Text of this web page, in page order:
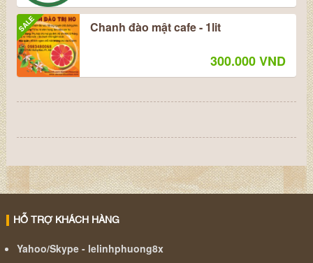
SALE Chanh đào mật cafe - 1lit
300.000 VND
HỖ TRỢ KHÁCH HÀNG
Yahoo/Skype - lelinhphuong8x